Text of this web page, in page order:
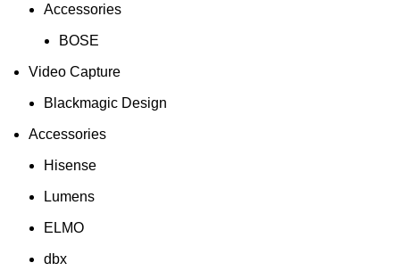
Accessories
BOSE
Video Capture
Blackmagic Design
Accessories
Hisense
Lumens
ELMO
dbx